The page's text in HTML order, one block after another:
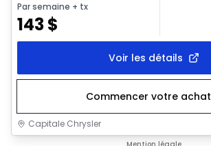
Par semaine + tx
143$
Voir les détails
Commencer votre achat
Capitale Chrysler